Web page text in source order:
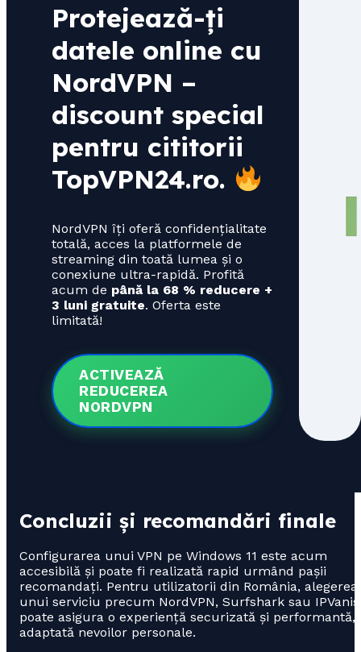
Protejează-ți
datele online cu
NordVPN –
discount special
pentru cititorii
TopVPN24.ro.
NordVPN îți oferă confidențialitate
totală, acces la platformele de
streaming din toată lumea și o
conexiune ultra-rapidă. Profită
acum de până la 68 % reducere +
3 luni gratuite. Oferta este
limitată!
ACTIVEAZĂ
REDUCEREA
NORDVPN
Concluzii și recomandări finale
Configurarea unui VPN pe Windows 11 este acum
accesibilă și poate fi realizată rapid urmând pașii
recomandați. Pentru utilizatorii din România, alegerea
unui serviciu precum NordVPN, Surfshark sau
poate asigura o experiență securizată și performantă,
adaptată nevoilor personale.